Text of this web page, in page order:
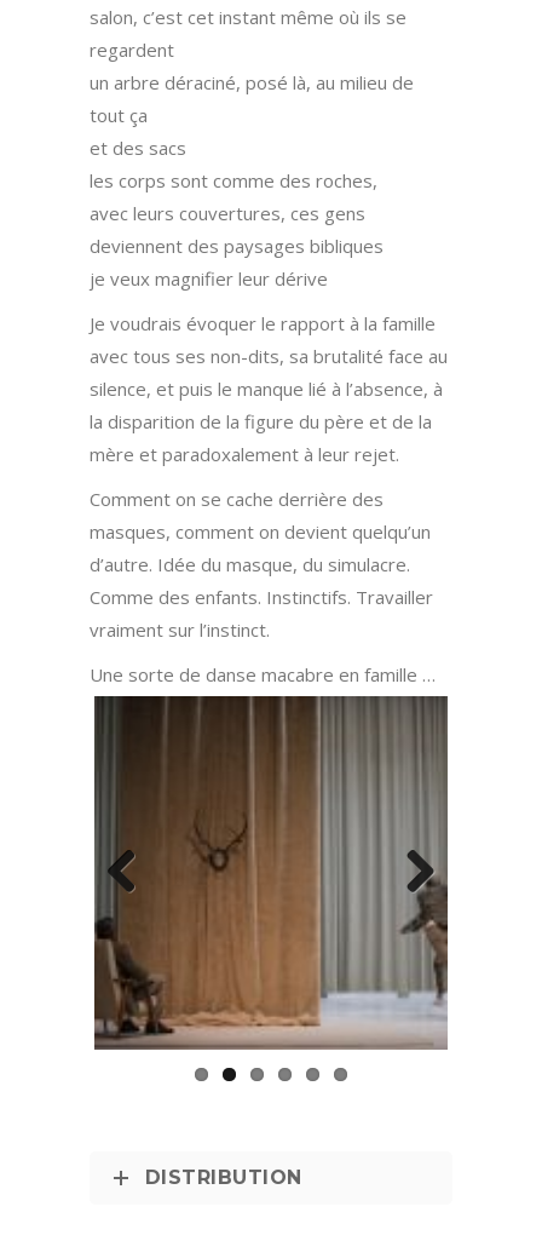
salon, c’est cet instant même où ils se
regardent
un arbre déraciné, posé là, au milieu de
tout ça
et des sacs
les corps sont comme des roches,
avec leurs couvertures, ces gens
deviennent des paysages bibliques
je veux magnifier leur dérive
Je voudrais évoquer le rapport à la famille
avec tous ses non-dits, sa brutalité face au
silence, et puis le manque lié à l’absence, à
la disparition de la figure du père et de la
mère et paradoxalement à leur rejet.
Comment on se cache derrière des
masques, comment on devient quelqu’un
d’autre. Idée du masque, du simulacre.
Comme des enfants. Instinctifs. Travailler
vraiment sur l’instinct.
Une sorte de danse macabre en famille …
Previous Next
DISTRIBUTION